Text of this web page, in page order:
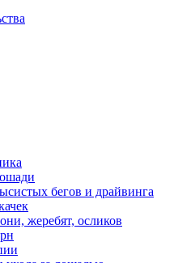
бегов и драйвинга
жеребят, осликов